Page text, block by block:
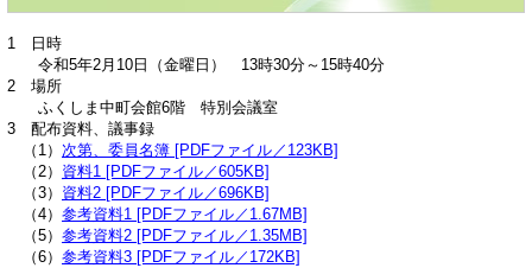
1 日時
令和5年2月10日（金曜日） 13時30分～15時40分
2 場所
ふくしま中町会館6階 特別会議室
3 配布資料、議事録
（1） 次第、委員名簿 [PDFファイル／123KB]
（2） 資料1 [PDFファイル／605KB]
（3） 資料2 [PDFファイル／696KB]
（4） 参考資料1 [PDFファイル／1.67MB]
（5） 参考資料2 [PDFファイル／1.35MB]
（6） 参考資料3 [PDFファイル／172KB]